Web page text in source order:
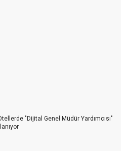
"Dijital Genel Müdür Yardımcısı"